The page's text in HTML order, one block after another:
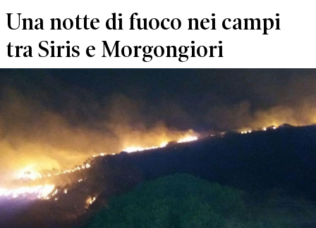
Una notte di fuoco nei campi
tra Siris e Morgongiori